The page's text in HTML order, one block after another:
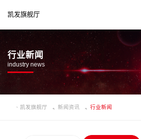
凯发旗舰厅
行业新闻
industry news
凯发旗舰厅 新闻资讯 行业新闻